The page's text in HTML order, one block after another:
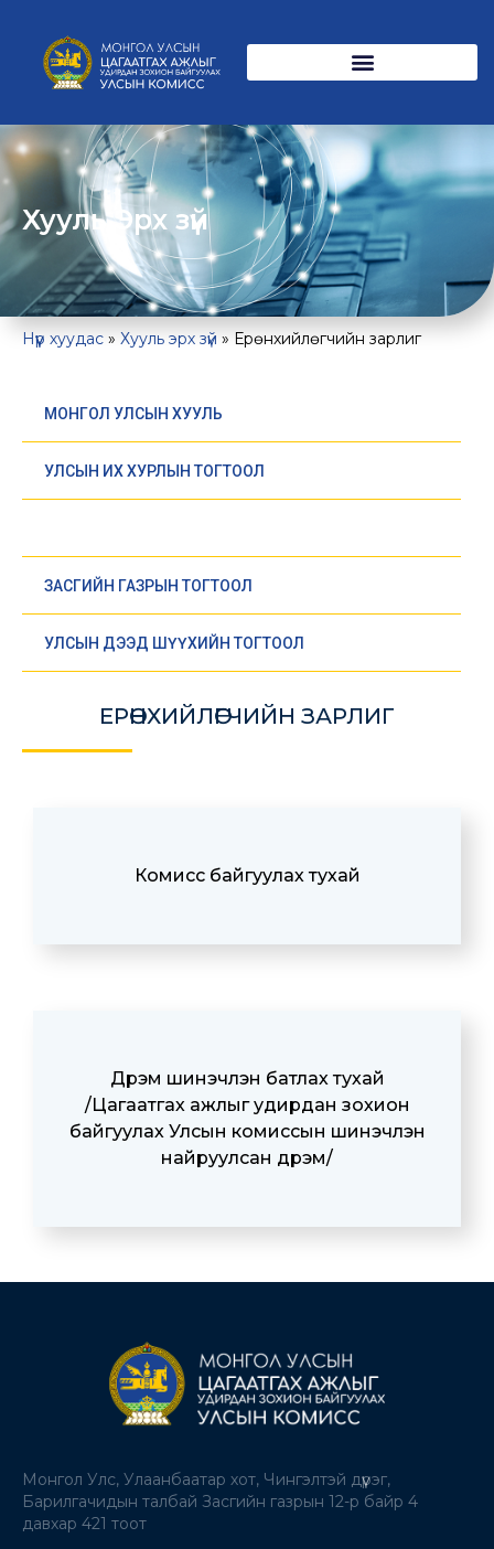
Хууль Эрх зүй
Нүүр хуудас » Хууль эрх зүй » Ерөнхийлөгчийн зарлиг
МОНГОЛ УЛСЫН ХУУЛЬ
УЛСЫН ИХ ХУРЛЫН ТОГТООЛ
ЗАСГИЙН ГАЗРЫН ТОГТООЛ
УЛСЫН ДЭЭД ШҮҮХИЙН ТОГТООЛ
ЕРӨНХИЙЛӨГЧИЙН ЗАРЛИГ
Комисс байгуулах тухай
Дүрэм шинэчлэн батлах тухай
/Цагаатгах ажлыг удирдан зохион
байгуулах Улсын комиссын шинэчлэн
найруулсан дүрэм/
Монгол Улс, Улаанбаатар хот, Чингэлтэй дүүрэг,
Барилгачидын талбай Засгийн газрын 12-р байр 4
давхар 421 тоот